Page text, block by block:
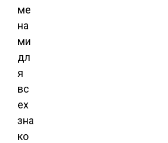
ме
на
ми
дл
я
вс
ех
зна
ко